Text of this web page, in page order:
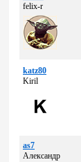
felix-r
katz80
Kiril
as7
Александр